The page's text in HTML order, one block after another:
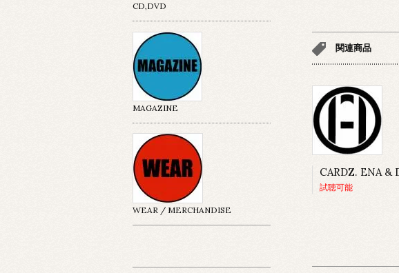
関連商品
試聴可能
CD,DVD
MAGAZINE
WEAR / MERCHANDISE